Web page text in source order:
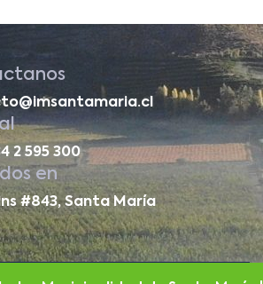
2 595 300
en
#843, Santa María